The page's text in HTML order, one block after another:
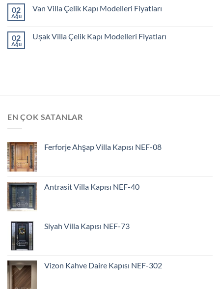
02
Ağu
Van Villa Çelik Kapı Modelleri Fiyatları
02
Ağu
Uşak Villa Çelik Kapı Modelleri Fiyatları
EN ÇOK SATANLAR
Ferforje Ahşap Villa Kapısı NEF-08
Antrasit Villa Kapısı NEF-40
Siyah Villa Kapısı NEF-73
Vizon Kahve Daire Kapısı NEF-302